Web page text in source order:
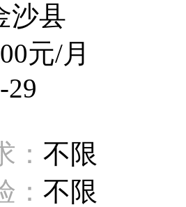
沙县
元/月
29
： 不限
： 不限